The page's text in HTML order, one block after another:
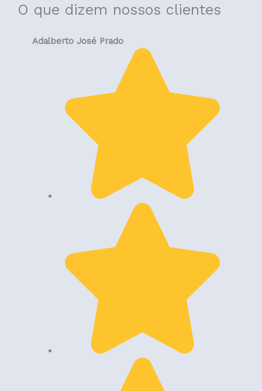
O que dizem nossos clientes
Adalberto José Prado